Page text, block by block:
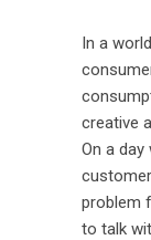
In a
creative
On a
problem
to talk